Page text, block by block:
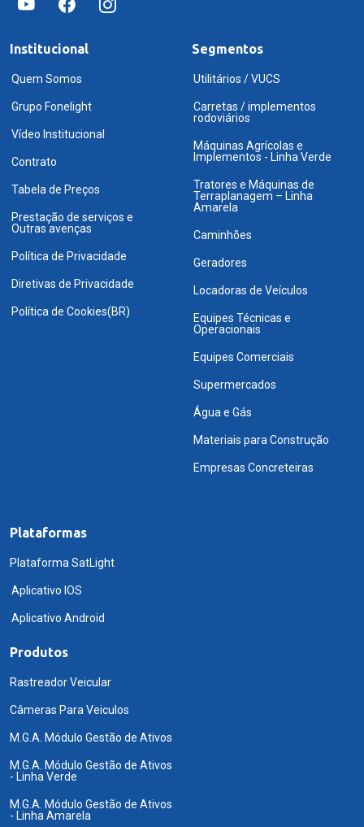
Institucional
Quem Somos
Grupo Fonelight
Vídeo Institucional
Contrato
Tabela de Preços
Prestação de serviços e
Outras avenças
Política de Privacidade
Diretivas de Privacidade
Política de Cookies(BR)
Segmentos
Utilitários / VUCS
Carretas / implementos
rodoviários
Máquinas Agrícolas e
Implementos - Linha Verde
Tratores e Máquinas de
Terraplanagem – Linha
Amarela
Caminhões
Geradores
Locadoras de Veículos
Equipes Técnicas e
Operacionais
Equipes Comerciais
Supermercados
Água e Gás
Materiais para Construção
Empresas Concreteiras
Plataformas
Plataforma SatLight
Aplicativo IOS
Aplicativo Android
Produtos
Rastreador Veicular
Câmeras Para Veiculos
M.G.A. Módulo Gestão de Ativos
M.G.A. Módulo Gestão de Ativos
- Linha Verde
M.G.A. Módulo Gestão de Ativos
- Linha Amarela